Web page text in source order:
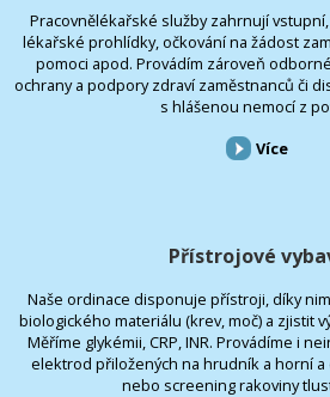
Pracovnělékařské služby zahrnují
lékařské prohlídky, očkování na žádost
pomoci apod. Provádím zároveň
ochrany a podpory zdraví zaměstnanců či
s hlášenou nemocí z
Více
Přístrojové
Naše ordinace disponuje přístroji, díky
biologického materiálu (krev, moč) a zjistit
Měříme glykémii, CRP, INR. Provádíme i
elektrod přiložených na hrudník a horní a
nebo screening rakoviny